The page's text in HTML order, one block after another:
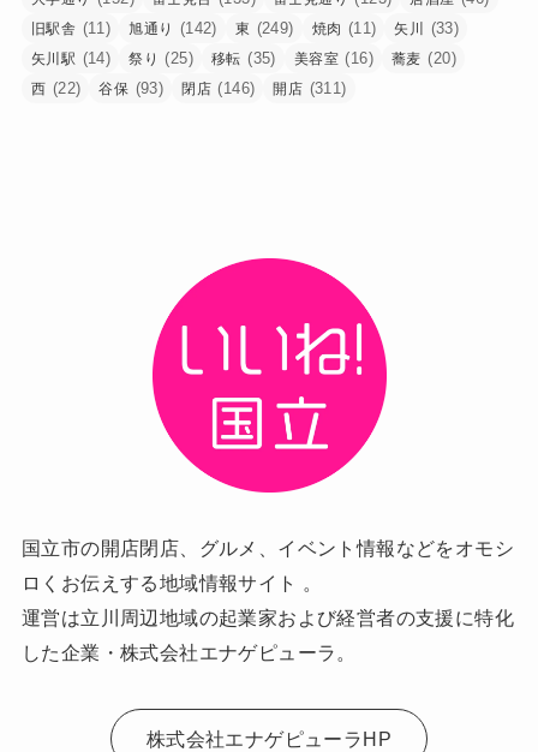
旧駅舎 (11) 旭通り (142) 東 (249) 焼肉 (11) 矢川 (33)
矢川駅 (14) 祭り (25) 移転 (35) 美容室 (16) 蕎麦 (20)
西 (22) 谷保 (93) 閉店 (146) 開店 (311)
国立市の開店閉店、グルメ、イベント情報などをオモシ
ロくお伝えする地域情報サイト 。
運営は立川周辺地域の起業家および経営者の支援に特化
した企業・株式会社エナゲピューラ。
株式会社エナゲピューラHP